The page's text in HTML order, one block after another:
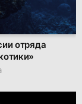
отряда